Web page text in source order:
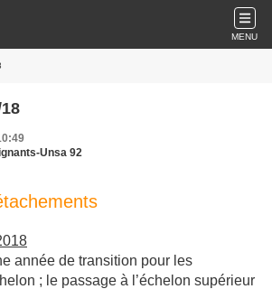
MENU
Unsa 92
année de transition pour les
; le passage à l’échelon supérieur